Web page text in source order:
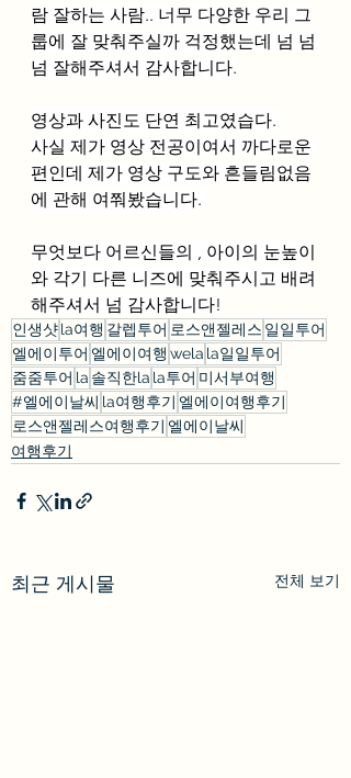
람 잘하는 사람.. 너무 다양한 우리 그
룹에 잘 맞춰주실까 걱정했는데 넘 넘
넘 잘해주셔서 감사합니다.
영상과 사진도 단연 최고였습다.
사실 제가 영상 전공이여서 까다로운
편인데 제가 영상 구도와 흔들림없음
에 관해 여쭤봤습니다.
무엇보다 어르신들의 , 아이의 눈높이
와 각기 다른 니즈에 맞춰주시고 배려
해주셔서 넘 감사합니다!
인생샷la여행 갈렙투어 로스앤젤레스 일일투어
엘에이투어 엘에이여행 wela la일일투어
줌줌투어 la 솔직한la la투어 미서부여행
#엘에이날씨 la여행후기 엘에이여행후기
로스앤젤레스여행후기 엘에이날씨
여행후기
최근 게시물 전체 보기